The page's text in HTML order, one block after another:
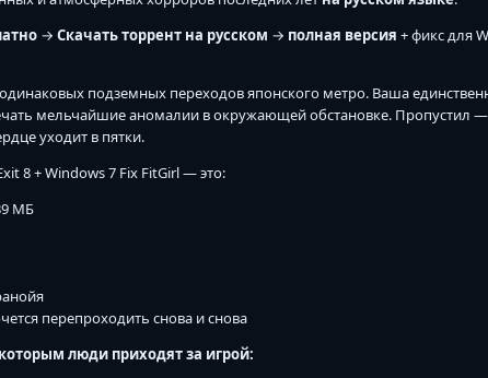
→ Скачать торрент на русском → полная версия + фикс для
подземных переходов японского метро. Ваша
мельчайшие аномалии в окружающей обстановке. Пропустил
уходит в пятки.
8 + Windows 7 Fix FitGirl — это:
МБ
перепроходить снова и снова
люди приходят за игрой: